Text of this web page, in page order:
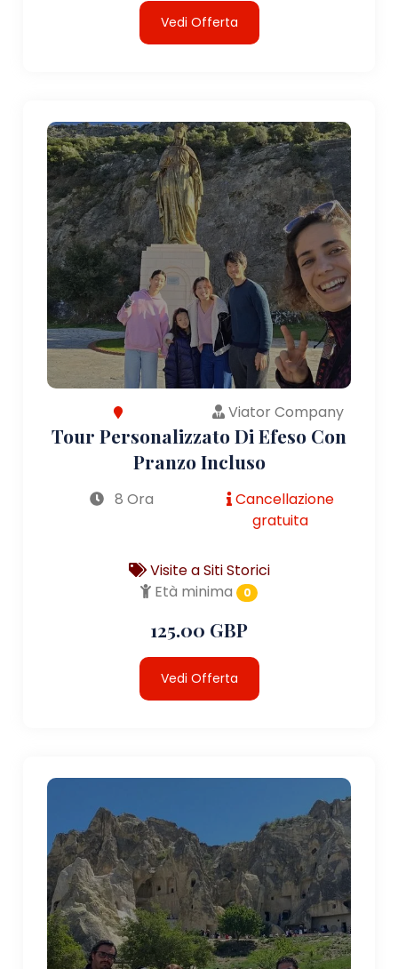
Vedi Offerta
Viator Company
Tour Personalizzato Di Efeso Con
Pranzo Incluso
8 Ora
Cancellazione
gratuita
Visite a Siti Storici
Età minima
0
125.00 GBP
Vedi Offerta